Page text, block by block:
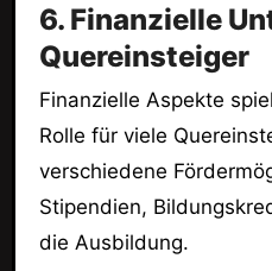
6. Finanzielle
Quereinsteiger
Finanzielle Aspekte
Rolle für viele
verschiedene
Stipendien,
die Ausbildung.